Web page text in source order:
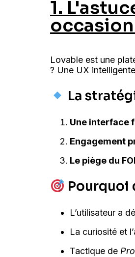
1.
Lovable est une
? Une UX
La
Une interface
Engagement
Le piège du
Pourquoi
L’utilisateur a
La curiosité et
Tactique de